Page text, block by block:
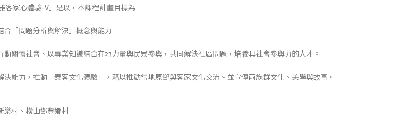
客家心體驗-V」是以，本課程計畫目標為
「問題分析與解決」概念與能力
懷社會、以專業知識結合在地力量與民眾參與，共同解決社區問題，培養具社會參與力的人才。
力，推動「泰客文化體驗」，藉以推動當地原鄉與客家文化交流、並宣傳兩族群文化、美學與故事。
村、橫山鄉豐鄉村